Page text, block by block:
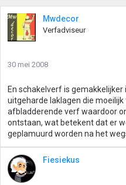
Mwdecor
Verfadviseur
30 mei 2008
En schakelverf is
uitgeharde laklagen die
afbladderende verf waardoor
ontstaan, wat betekent dat er
geplamuurd worden na het
Fiesiekus